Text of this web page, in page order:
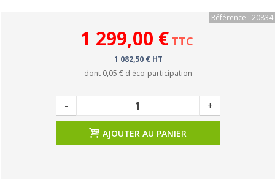
Référence : 20834
1 299,00 € TTC
1 082,50 € HT
dont 0,05 € d'éco-participation
- +
AJOUTER AU PANIER